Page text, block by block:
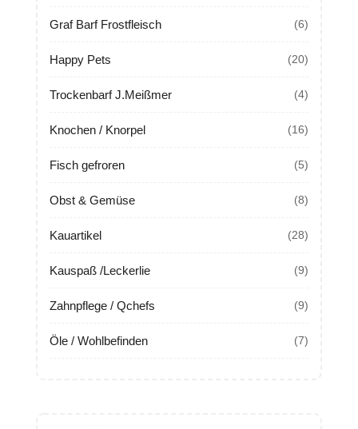
Graf Barf Frostfleisch (6)
Happy Pets (20)
Trockenbarf J.Meißmer (4)
Knochen / Knorpel (16)
Fisch gefroren (5)
Obst & Gemüse (8)
Kauartikel (28)
Kauspaß /Leckerlie (9)
Zahnpflege / Qchefs (9)
Öle / Wohlbefinden (7)